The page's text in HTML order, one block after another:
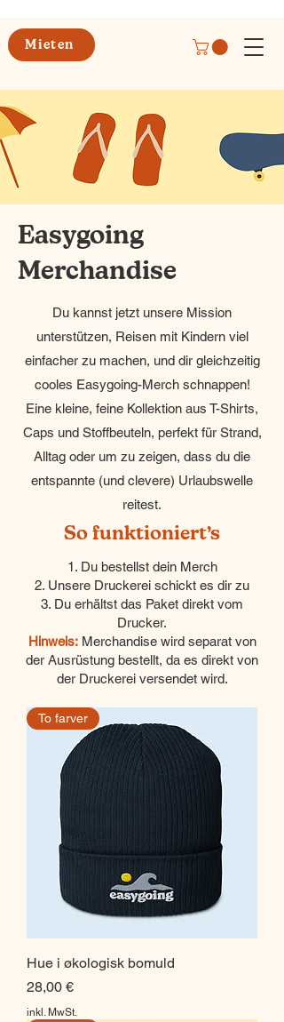
Mieten
Easygoing
Merchandise
Du kannst jetzt unsere Mission
unterstützen, Reisen mit Kindern viel
einfacher zu machen, und dir gleichzeitig
cooles Easygoing-Merch schnappen!
Eine kleine, feine Kollektion aus T-Shirts,
Caps und Stoffbeuteln, perfekt für Strand,
Alltag oder um zu zeigen, dass du die
entspannte (und clevere) Urlaubswelle
reitest.
So funktioniert’s
1. Du bestellst dein Merch
2. Unsere Druckerei schickt es dir zu
3. Du erhältst das Paket direkt vom
Drucker.
Hinweis:Merchandise wird separat von
der Ausrüstung bestellt, da es direkt von
der Druckerei versendet wird.
To farver
Hue i økologisk bomuld
Preis
28,00 €
inkl. MwSt.